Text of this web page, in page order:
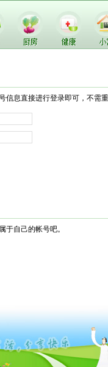
信息直接进行登录即可，不需
于自己的帐号吧。